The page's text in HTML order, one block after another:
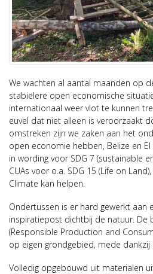
We wachten al aantal maanden op
stabielere open economische
internationaal weer vlot te kunnen
euvel dat niet alleen is veroorzaakt
omstreken zijn we zaken aan het
open economie hebben, Belize en El
in wording voor SDG 7 (sustainable
CUAs voor o.a. SDG 15 (Life on
Climate kan helpen.
Ondertussen is er hard gewerkt aan
inspiratiepost dichtbij de natuur. De
(Responsible Production and
op eigen grondgebied, mede dankzij
Volledig opgebouwd uit materialen